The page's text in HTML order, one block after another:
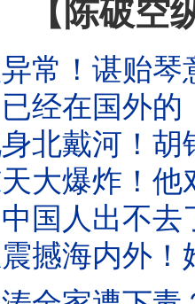
【陈破空
席，为彭丽媛腾位？香港出大事
回国就完蛋：遭强制放弃外国身份。体
是习派故意放风？意在恐吓！传
握？突然喊打黑一年，直到明年21大
也回不去了！新规把中国变
但未否认传言！五中全会：要把王岐